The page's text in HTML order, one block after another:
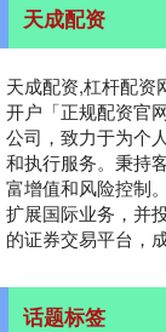
天成配资
天成配资,杠杆配资
开户「正规配资官
公司，致力于为个
和执行服务。秉持
富增值和风险控制
扩展国际业务，并
的证券交易平台，
话题标签